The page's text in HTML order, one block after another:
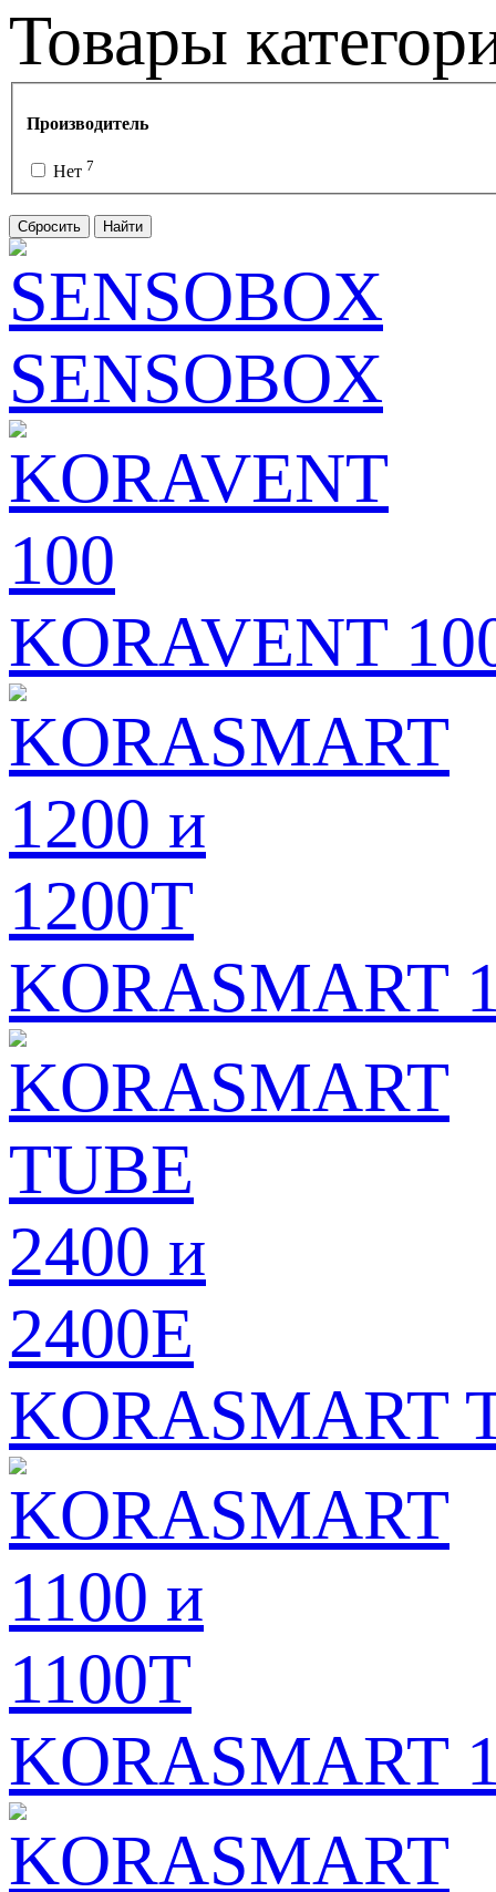
Товары
Производитель
Нет 7
Сбросить Найти
SENSOBOX
KORAVENT
KORASMART
KORASMART
KORASMART